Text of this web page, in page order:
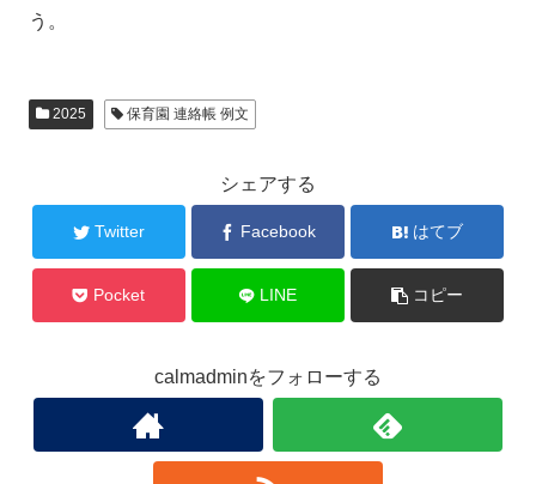
う。
2025 保育園 連絡帳 例文
シェアする
Twitter Facebook はてブ
Pocket LINE コピー
calmadminをフォローする